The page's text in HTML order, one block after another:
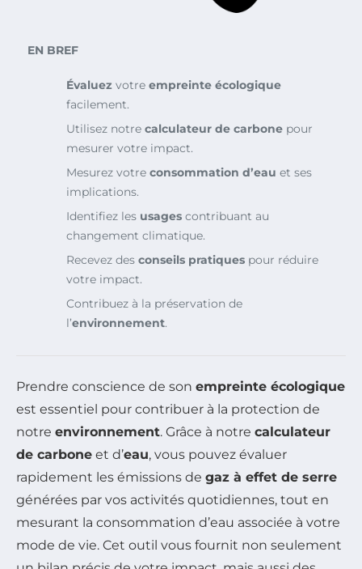
EN BREF
Évaluez votre empreinte écologique
facilement.
Utilisez notre calculateur de carbone pour
mesurer votre impact.
Mesurez votre consommation d’eau et ses
implications.
Identifiez les usages contribuant au
changement climatique.
Recevez des conseils pratiques pour réduire
votre impact.
Contribuez à la préservation de
l’environnement.
Prendre conscience de son empreinte écologique
est essentiel pour contribuer à la protection de
notre environnement. Grâce à notre calculateur
de carbone et d’eau, vous pouvez évaluer
rapidement les émissions de gaz à effet de serre
générées par vos activités quotidiennes, tout en
mesurant la consommation d’eau associée à votre
mode de vie. Cet outil vous fournit non seulement